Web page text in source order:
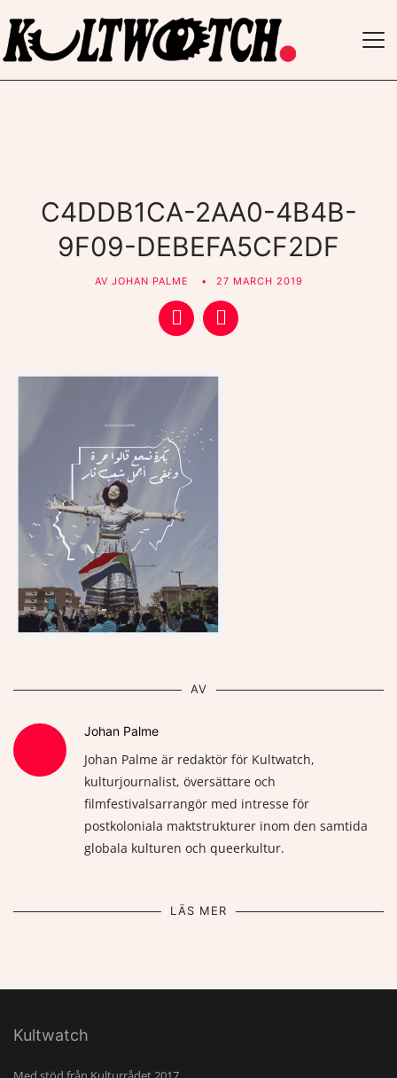
C4DDB1CA-2AA0-4B4B-
9F09-DEBEFA5CF2DF
AV JOHAN PALME 27 MARCH 2019
AV
Johan Palme
Johan Palme är redaktör för Kultwatch,
kulturjournalist, översättare och
filmfestivalsarrangör med intresse för
postkoloniala maktstrukturer inom den samtida
globala kulturen och queerkultur.
LÄS MER
Kultwatch